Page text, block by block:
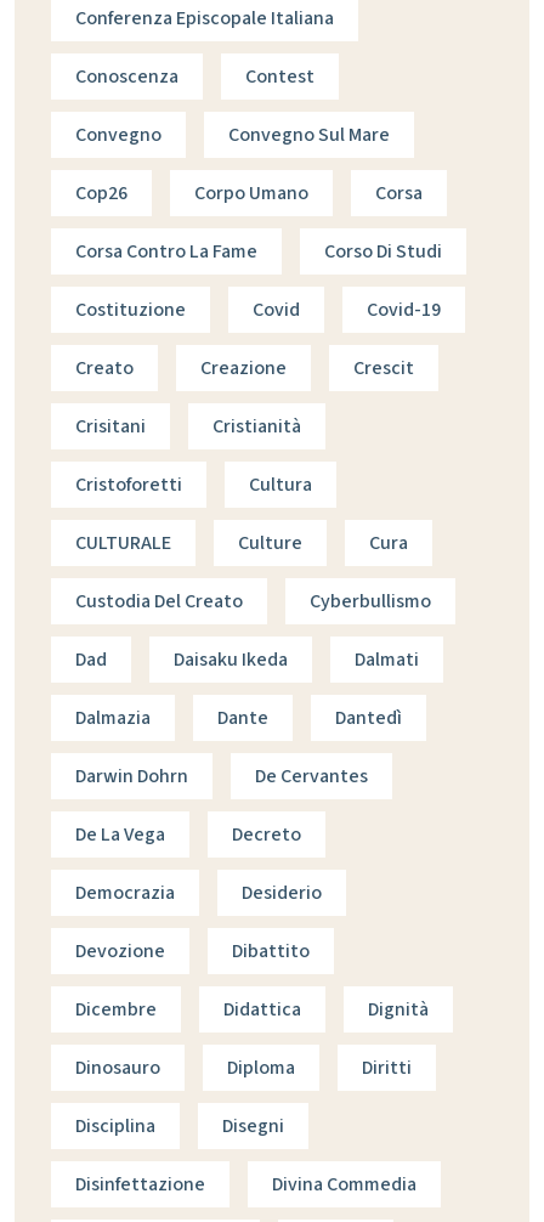
Conferenza Episcopale Italiana
Conoscenza Contest
Convegno Convegno Sul Mare
Cop26 Corpo Umano Corsa
Corsa Contro La Fame Corso Di Studi
Costituzione Covid Covid-19
Creato Creazione Crescit
Crisitani Cristianità
Cristoforetti Cultura
CULTURALE Culture Cura
Custodia Del Creato Cyberbullismo
Dad Daisaku Ikeda Dalmati
Dalmazia Dante Dantedì
Darwin Dohrn De Cervantes
De La Vega Decreto
Democrazia Desiderio
Devozione Dibattito
Dicembre Didattica Dignità
Dinosauro Diploma Diritti
Disciplina Disegni
Disinfettazione Divina Commedia